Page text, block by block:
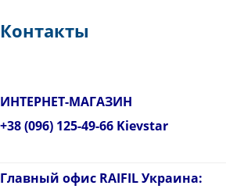
Контакты
ИНТЕРНЕТ-МАГАЗИН
+38 (096) 125-49-66 Kievstar
Главный офис RAIFIL Украина: